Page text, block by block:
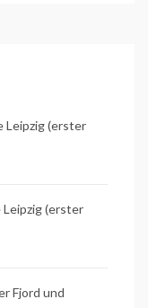
Leipzig (erster
Leipzig (erster
Fjord und